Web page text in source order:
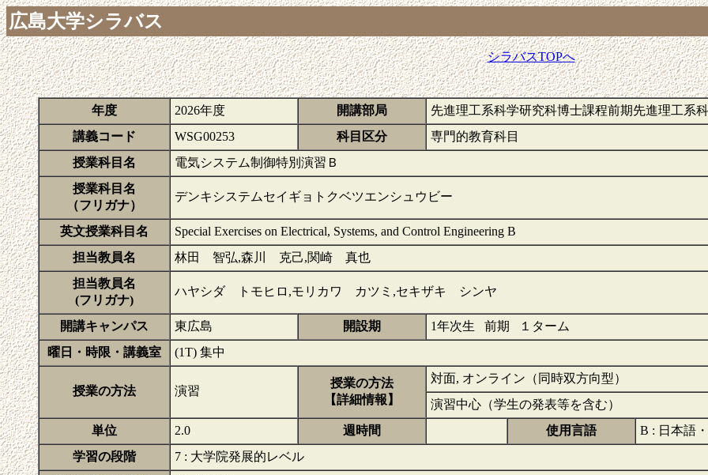
広島大学シラバス
シラバスTOPへ
年度 2026年度 開講部局
先進理工系科学研究科博士課程前期先進理工系
講義コード
WSG00253 科目区分
専門的教育科目
授業科目名
電気システム制御特別演習Ｂ
授業科目名
（フリガナ）
デンキシステムセイギョトクベツエンシュウビー
英文授業科目名
Special Exercises on Electrical, Systems, and Control Engineering B
担当教員名
林田 智弘,森川 克己,関崎 真也
担当教員名
(フリガナ)
ハヤシダ トモヒロ,モリカワ カツミ,セキザキ シンヤ
開講キャンパス 東広島 開設期
1年次生 前期 １ターム
曜日・時限・講義室
(1T) 集中
授業の方法 演習
授業の方法
【詳細情報】
対面, オンライン（同時双方向型）
演習中心（学生の発表等を含む）
単位
2.0 週時間 使用言語
B : 日本語
学習の段階
7 : 大学院発展的レベル